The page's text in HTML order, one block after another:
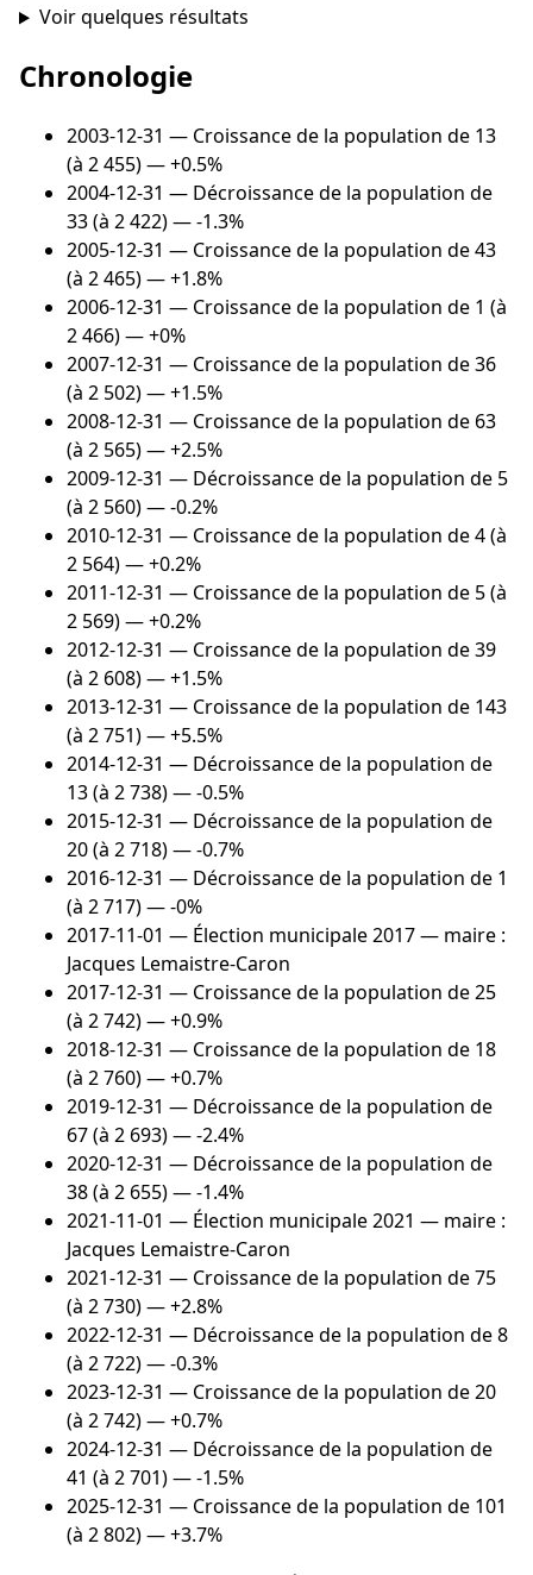
Voir quelques résultats
Chronologie
2003-12-31 — Croissance de la population de 13
(à 2 455) — +0.5%
2004-12-31 — Décroissance de la population de
33 (à 2 422) — -1.3%
2005-12-31 — Croissance de la population de 43
(à 2 465) — +1.8%
2006-12-31 — Croissance de la population de 1 (à
2 466) — +0%
2007-12-31 — Croissance de la population de 36
(à 2 502) — +1.5%
2008-12-31 — Croissance de la population de 63
(à 2 565) — +2.5%
2009-12-31 — Décroissance de la population de 5
(à 2 560) — -0.2%
2010-12-31 — Croissance de la population de 4 (à
2 564) — +0.2%
2011-12-31 — Croissance de la population de 5 (à
2 569) — +0.2%
2012-12-31 — Croissance de la population de 39
(à 2 608) — +1.5%
2013-12-31 — Croissance de la population de 143
(à 2 751) — +5.5%
2014-12-31 — Décroissance de la population de
13 (à 2 738) — -0.5%
2015-12-31 — Décroissance de la population de
20 (à 2 718) — -0.7%
2016-12-31 — Décroissance de la population de 1
(à 2 717) — -0%
2017-11-01 — Élection municipale 2017 — maire :
Jacques Lemaistre-Caron
2017-12-31 — Croissance de la population de 25
(à 2 742) — +0.9%
2018-12-31 — Croissance de la population de 18
(à 2 760) — +0.7%
2019-12-31 — Décroissance de la population de
67 (à 2 693) — -2.4%
2020-12-31 — Décroissance de la population de
38 (à 2 655) — -1.4%
2021-11-01 — Élection municipale 2021 — maire :
Jacques Lemaistre-Caron
2021-12-31 — Croissance de la population de 75
(à 2 730) — +2.8%
2022-12-31 — Décroissance de la population de 8
(à 2 722) — -0.3%
2023-12-31 — Croissance de la population de 20
(à 2 742) — +0.7%
2024-12-31 — Décroissance de la population de
41 (à 2 701) — -1.5%
2025-12-31 — Croissance de la population de 101
(à 2 802) — +3.7%